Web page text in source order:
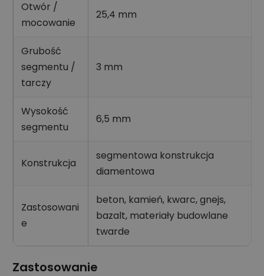
Otwór /
mocowanie
25,4 mm
Grubość
segmentu /
tarczy
3 mm
Wysokość
segmentu
6,5 mm
Konstrukcja
segmentowa konstrukcja
diamentowa
Zastosowani
e
beton, kamień, kwarc, gnejs,
bazalt, materiały budowlane
twarde
Zastosowanie